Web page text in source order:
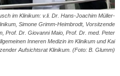
im Klinikum: v.li. Dr. Hans-Joachim Müller-
Simone Grimm-Heimbrodt, Vorsitzende
Prof. Dr. Giovanni Maio, Prof. Dr. med. Peter
Inneren Medizin im Klinikum und Kai
Aufsichtsrat Klinikum. (Foto: B. Glumm)